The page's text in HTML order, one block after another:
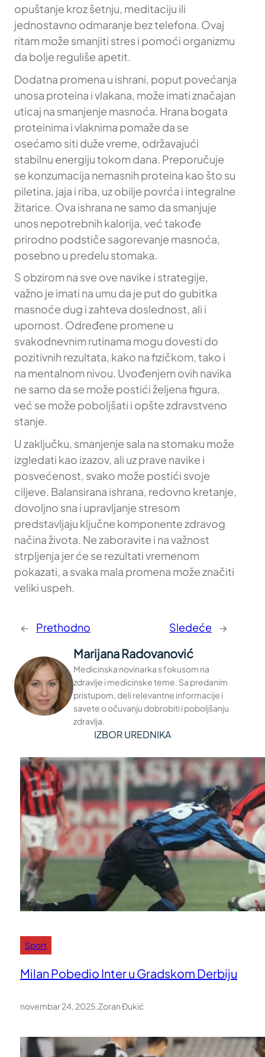
opuštanje kroz šetnju, meditaciju ili
jednostavno odmaranje bez telefona. Ovaj
ritam može smanjiti stres i pomoći organizmu
da bolje reguliše apetit.
Dodatna promena u ishrani, poput povećanja
unosa proteina i vlakana, može imati značajan
uticaj na smanjenje masnoća. Hrana bogata
proteinima i vlaknima pomaže da se
osećamo siti duže vreme, održavajući
stabilnu energiju tokom dana. Preporučuje
se konzumacija nemasnih proteina kao što su
piletina, jaja i riba, uz obilje povrća i integralne
žitarice. Ova ishrana ne samo da smanjuje
unos nepotrebnih kalorija, već takođe
prirodno podstiče sagorevanje masnoća,
posebno u predelu stomaka.
S obzirom na sve ove navike i strategije,
važno je imati na umu da je put do gubitka
masnoće dug i zahteva doslednost, ali i
upornost. Određene promene u
svakodnevnim rutinama mogu dovesti do
pozitivnih rezultata, kako na fizičkom, tako i
na mentalnom nivou. Uvođenjem ovih navika
ne samo da se može postići željena figura,
već se može poboljšati i opšte zdravstveno
stanje.
U zaključku, smanjenje sala na stomaku može
izgledati kao izazov, ali uz prave navike i
posvećenost, svako može postići svoje
ciljeve. Balansirana ishrana, redovno kretanje,
dovoljno sna i upravljanje stresom
predstavljaju ključne komponente zdravog
načina života. Ne zaboravite i na važnost
strpljenja jer će se rezultati vremenom
pokazati, a svaka mala promena može značiti
veliki uspeh.
← Prethodno Sledeće →
Marijana Radovanović
Medicinska novinarka s fokusom na
zdravlje i medicinske teme. Sa predanim
pristupom, deli relevantne informacije i
savete o očuvanju dobrobiti i poboljšanju
zdravlja.
IZBOR UREDNIKA
Sport
Milan Pobedio Inter u Gradskom Derbiju
novembar 24, 2025.Zoran Đukić